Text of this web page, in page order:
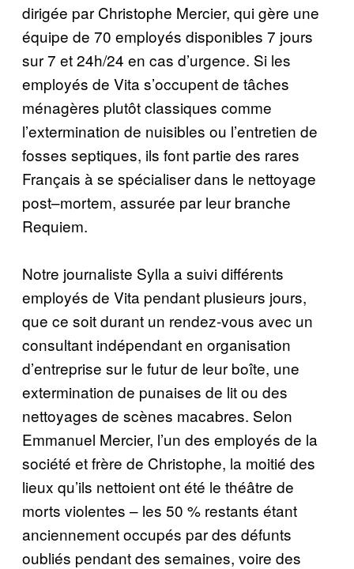
dirigée par Christophe Mercier, qui gère une
équipe de 70 employés disponibles 7 jours
sur 7 et 24h/24 en cas d’urgence. Si les
employés de Vita s’occupent de tâches
ménagères plutôt classiques comme
l’extermination de nuisibles ou l’entretien de
fosses septiques, ils font partie des rares
Français à se spécialiser dans le nettoyage
post–mortem, assurée par leur branche
Requiem.
Notre journaliste Sylla a suivi différents
employés de Vita pendant plusieurs jours,
que ce soit durant un rendez-vous avec un
consultant indépendant en organisation
d’entreprise sur le futur de leur boîte, une
extermination de punaises de lit ou des
nettoyages de scènes macabres. Selon
Emmanuel Mercier, l’un des employés de la
société et frère de Christophe, la moitié des
lieux qu’ils nettoient ont été le théâtre de
morts violentes – les 50 % restants étant
anciennement occupés par des défunts
oubliés pendant des semaines, voire des